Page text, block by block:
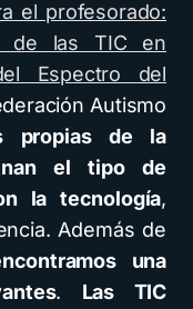
el profesorado:
de las TIC en
Espectro del
Autismo
propias de la
el tipo de
la tecnología,
Además de
una
. Las TIC